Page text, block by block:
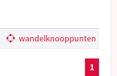
wandelknooppunten
1